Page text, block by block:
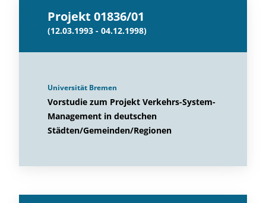
Projekt 01836/01
(12.03.1993 - 04.12.1998)
Universität Bremen
Vorstudie zum Projekt Verkehrs-System-
Management in deutschen
Städten/Gemeinden/Regionen